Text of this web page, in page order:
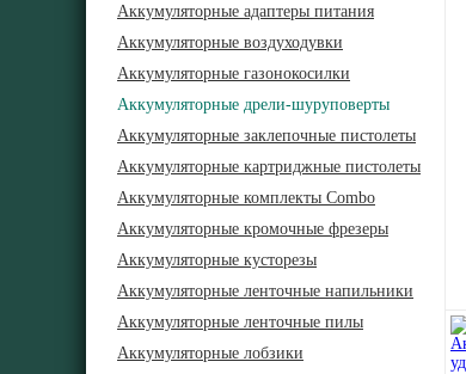
Аккумуляторные адаптеры питания
Аккумуляторные воздуходувки
Аккумуляторные газонокосилки
Аккумуляторные дрели-шуруповерты
Аккумуляторные заклепочные пистолеты
Аккумуляторные картриджные пистолеты
Аккумуляторные комплекты Combo
Аккумуляторные кромочные фрезеры
Аккумуляторные кусторезы
Аккумуляторные ленточные напильники
Аккумуляторные ленточные пилы
Аккумуляторные лобзики